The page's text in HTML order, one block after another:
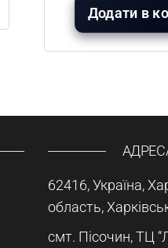
Додати в
62416, Україна,
область,
смт. Пісочин, ТЦ